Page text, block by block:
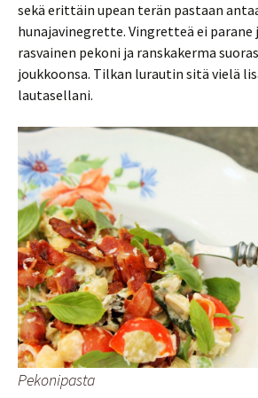
sekä erittäin upean terän pastaan
hunajavinegrette. Vingretteä ei parane
rasvainen pekoni ja ranskakerma
joukkoonsa. Tilkan lurautin sitä vielä
lautasellani.
Pekonipasta